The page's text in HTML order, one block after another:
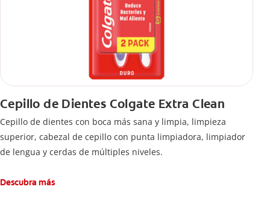
Cepillo de Dientes Colgate Extra Clean
Cepillo de dientes con boca más sana y limpia, limpieza
superior, cabezal de cepillo con punta limpiadora, limpiador
de lengua y cerdas de múltiples niveles.
Descubra más